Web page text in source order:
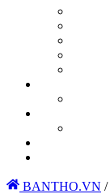
BANTHO.VN /